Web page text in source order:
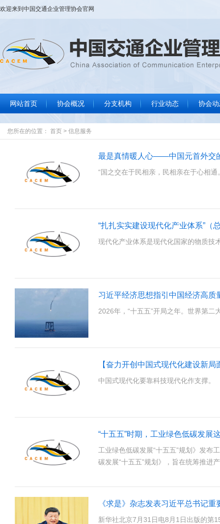
欢迎来到 中国交通企业管理协会官网
网站首页 协会概况
协会简介
协会章程
组织结构
协会领导
协会大事记
协会荣誉
联系我们
分支机构 行业动态
行业要闻
标准规范
政策法规
信息服务
协会
协
通
数
文
您所在的位置： 首页 > 信息服务
最是真情暖人心——中国元首外交
“国之交在于民相亲，民相亲在于心相通
“扎扎实实建设现代化产业体系”（
现代化产业体系是现代化国家的物质技
习近平经济思想指引中国经济高质
2026年，“十五五”开局之年。世界第
中国式现代化要靠科技现代化作支撑。
“十五五”时期，工业绿色低碳发展
工业绿色低碳发展“十五五”规划》发布
碳发展“十五五”规划》，旨在统筹推进
《求是》杂志发表习近平总书记
新华社北京7月31日电8月1日出版的第